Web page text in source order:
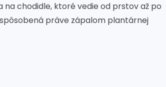
chodidle, ktoré vedie od prstov až po
práve zápalom plantárnej